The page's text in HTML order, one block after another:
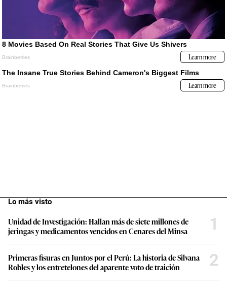
Lo más visto
Unidad de Investigación: Hallan más de siete millones de
jeringas y medicamentos vencidos en Cenares del Minsa
1
Primeras fisuras en Juntos por el Perú: La historia de Silvana
Robles y los entretelones del aparente voto de traición
2